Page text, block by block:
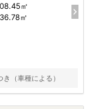
㎡
㎡
（車種による）